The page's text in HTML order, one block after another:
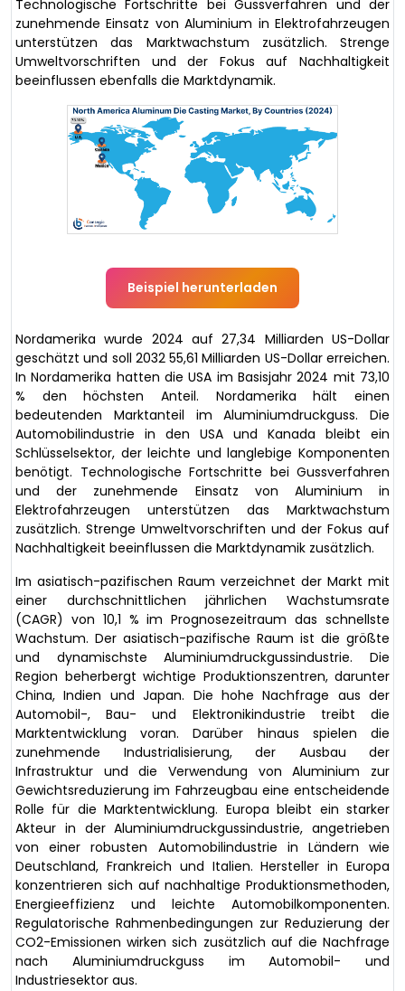
Technologische Fortschritte bei Gussverfahren und der
zunehmende Einsatz von Aluminium in Elektrofahrzeugen
unterstützen das Marktwachstum zusätzlich. Strenge
Umweltvorschriften und der Fokus auf Nachhaltigkeit
beeinflussen ebenfalls die Marktdynamik.
Beispiel herunterladen
Nordamerika wurde 2024 auf 27,34 Milliarden US-Dollar
geschätzt und soll 2032 55,61 Milliarden US-Dollar erreichen.
In Nordamerika hatten die USA im Basisjahr 2024 mit 73,10
% den höchsten Anteil. Nordamerika hält einen
bedeutenden Marktanteil im Aluminiumdruckguss. Die
Automobilindustrie in den USA und Kanada bleibt ein
Schlüsselsektor, der leichte und langlebige Komponenten
benötigt. Technologische Fortschritte bei Gussverfahren
und der zunehmende Einsatz von Aluminium in
Elektrofahrzeugen unterstützen das Marktwachstum
zusätzlich. Strenge Umweltvorschriften und der Fokus auf
Nachhaltigkeit beeinflussen die Marktdynamik zusätzlich.
Im asiatisch-pazifischen Raum verzeichnet der Markt mit
einer durchschnittlichen jährlichen Wachstumsrate
(CAGR) von 10,1 % im Prognosezeitraum das schnellste
Wachstum. Der asiatisch-pazifische Raum ist die größte
und dynamischste Aluminiumdruckgussindustrie. Die
Region beherbergt wichtige Produktionszentren, darunter
China, Indien und Japan. Die hohe Nachfrage aus der
Automobil-, Bau- und Elektronikindustrie treibt die
Marktentwicklung voran. Darüber hinaus spielen die
zunehmende Industrialisierung, der Ausbau der
Infrastruktur und die Verwendung von Aluminium zur
Gewichtsreduzierung im Fahrzeugbau eine entscheidende
Rolle für die Marktentwicklung. Europa bleibt ein starker
Akteur in der Aluminiumdruckgussindustrie, angetrieben
von einer robusten Automobilindustrie in Ländern wie
Deutschland, Frankreich und Italien. Hersteller in Europa
konzentrieren sich auf nachhaltige Produktionsmethoden,
Energieeffizienz und leichte Automobilkomponenten.
Regulatorische Rahmenbedingungen zur Reduzierung der
CO2-Emissionen wirken sich zusätzlich auf die Nachfrage
nach Aluminiumdruckguss im Automobil- und
Industriesektor aus.